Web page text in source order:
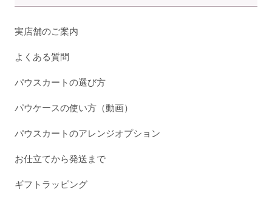
実店舗のご案内
よくある質問
パウスカートの選び方
パウケースの使い方（動画）
パウスカートのアレンジオプション
お仕立てから発送まで
ギフトラッピング